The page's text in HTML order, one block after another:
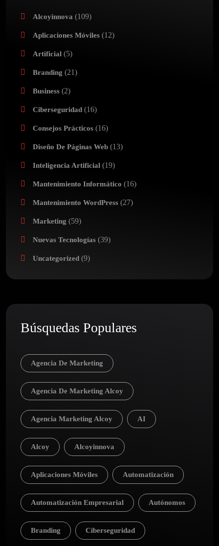
Alcoyinnova (109)
Aplicaciones Móviles (12)
Artificial (5)
Branding (21)
Business (2)
Ciberseguridad (16)
Consejos Prácticos (16)
Diseño De Páginas Web (13)
Inteligencia Artificial (19)
Mantenimiento Informático (16)
Mantenimiento WordPress (27)
Marketing (59)
Nuevas Tecnologías (39)
Uncategorized (9)
Búsquedas Populares
Agencia De Marketing
Agencia De Marketing Alcoy
Agencia Marketing Alcoy AI
Alcoy Alcoyinnova
Aplicaciones Móviles Automatización
Automatización Empresarial Autónomos
Branding Ciberseguridad